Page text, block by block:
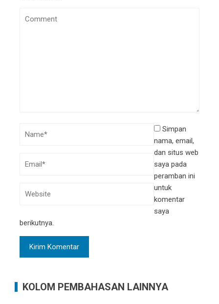
Simpan
nama, email,
dan situs web
saya pada
peramban ini
untuk
komentar
saya
berikutnya.
KOLOM PEMBAHASAN LAINNYA